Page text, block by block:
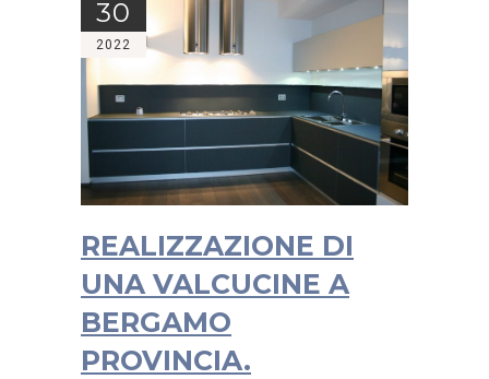
30
2022
REALIZZAZIONE DI
UNA VALCUCINE A
BERGAMO
PROVINCIA.